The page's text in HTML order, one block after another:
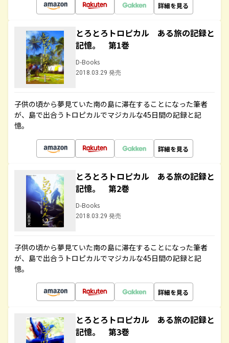
詳細を見る
とろとろトロピカル ある旅の記録と
記憶。 第1巻
D-Books
2018.03.29 発売
子供の頃から夢見ていた南の島に滞在することになった筆者
が、島で出合うトロピカルでマジカルな45日間の記録と記
憶。
詳細を見る
とろとろトロピカル ある旅の記録と
記憶。 第2巻
D-Books
2018.03.29 発売
子供の頃から夢見ていた南の島に滞在することになった筆者
が、島で出合うトロピカルでマジカルな45日間の記録と記
憶。
詳細を見る
とろとろトロピカル ある旅の記録と
記憶。 第3巻